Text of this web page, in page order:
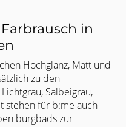
in
Hochglanz, Matt und
zu den
Salbeigrau,
stehen für b:me auch
burgbads zur